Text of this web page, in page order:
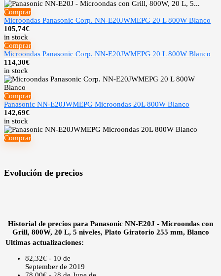
Comprar
Microondas Panasonic Corp. NN-E20JWMEPG 20 L 800W Blanco
105,74€
in stock
Comprar
Microondas Panasonic Corp. NN-E20JWMEPG 20 L 800W Blanco
114,30€
in stock
Comprar
Panasonic NN-E20JWMEPG Microondas 20L 800W Blanco
142,69€
in stock
Comprar
Evolución de precios
Historial de precios para Panasonic NN-E20J - Microondas con
Grill, 800W, 20 L, 5 niveles, Plato Giratorio 255 mm, Blanco
Ultimas actualizaciones:
82,32€ - 10 de
September de 2019